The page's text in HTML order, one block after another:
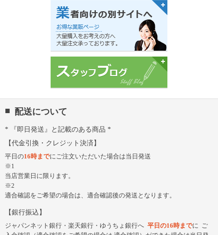
配送について
『即日発送』と記載のある商品
代金引換・クレジット決済
平日の16時までにご注文いただいた場合は当日発送
※1
当店営業日に限ります。
※2
適合確認をご希望の場合は、適合確認後の発送となります。
銀行振込
ジャパンネット銀行・楽天銀行・ゆうちょ銀行へ 平日の16時までに
ご